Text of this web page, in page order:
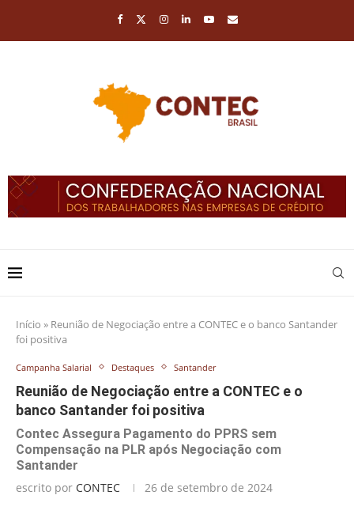
Início » Reunião de Negociação entre a CONTEC e o banco Santander
foi positiva
Campanha Salarial Destaques Santander
Reunião de Negociação entre a CONTEC e o
banco Santander foi positiva
Contec Assegura Pagamento do PPRS sem
Compensação na PLR após Negociação com
Santander
escrito por CONTEC 26 de setembro de 2024